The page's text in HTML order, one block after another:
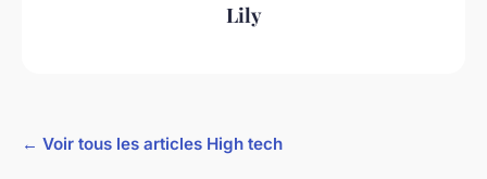
Lily
← Voir tous les articles High tech